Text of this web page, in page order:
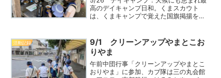
高のデイキャンプ日和。くまスカウト
は、くまキャンプで覚えた国旗掲揚を実
ンプログラムは、”みんな大好きカレーラ
イス”作り。リーダーかReadMore...
活動記録
9/1 クリーンアップやまとこお
りやま
午前中団行事「クリーンアップやまとこ
おりやま」に参加、カブ隊は三の丸会館